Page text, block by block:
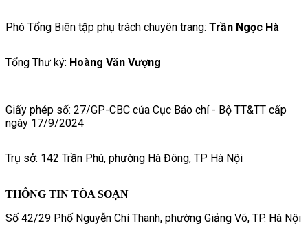
Phó Tổng Biên tập phụ trách chuyên trang: Trần Ngọc Hà
Tổng Thư ký: Hoàng Văn Vượng
Giấy phép số: 27/GP-CBC của Cục Báo chí - Bộ TT&TT cấp
ngày 17/9/2024
Trụ sở: 142 Trần Phú, phường Hà Đông, TP Hà Nội
THÔNG TIN TÒA SOẠN
Số 42/29 Phố Nguyễn Chí Thanh, phường Giảng Võ, TP. Hà Nội